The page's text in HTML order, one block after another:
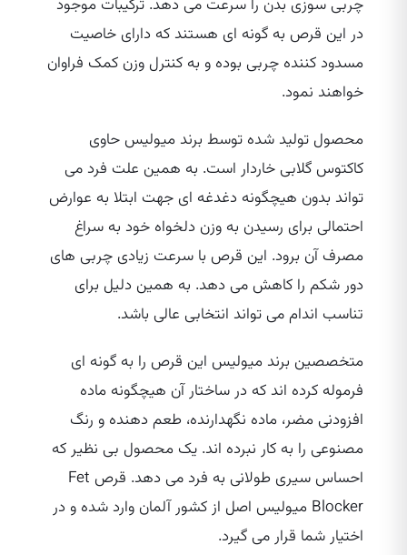
چربی سوزی بدن را سرعت می‌ دهد. ترکیبات موجود
در این قرص به گونه‌ ای هستند که دارای خاصیت
مسدود کننده چربی بوده و به کنترل وزن کمک فراوان
خواهند نمود.
محصول تولید شده توسط برند میولیس حاوی
کاکتوس گلابی خاردار است. به همین علت فرد می‌
تواند بدون هیچگونه دغدغه‌ ای جهت ابتلا به عوارض
احتمالی برای رسیدن به وزن دلخواه خود به سراغ
مصرف آن برود. این قرص با سرعت زیادی چربی‌ های
دور شکم را کاهش می‌ دهد. به همین دلیل برای
تناسب اندام می‌ تواند انتخابی عالی باشد.
متخصصین برند میولیس این قرص را به گونه‌ ای
فرموله کرده‌ اند که در ساختار آن هیچگونه ماده
افزودنی مضر، ماده نگهدارنده، طعم دهنده و رنگ
مصنوعی را به کار نبرده اند. یک محصول بی‌ نظیر که
احساس سیری طولانی به فرد می‌ دهد. قرص Fet
Blocker میولیس اصل از کشور آلمان وارد شده و در
اختیار شما قرار می‌ گیرد.